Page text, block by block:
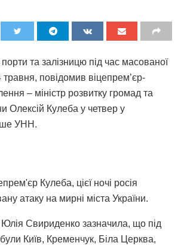
та залізницю під час масованої
травня, повідомив віцепрем’єр-
– міністр розвитку громад та
Олексій Кулеба у четвер у
УНН.
Кулеба, цієї ночі росія
атаку на мирні міста України.
Юлія Свириденко зазначила, що під
були Київ, Кременчук, Біла Церква,